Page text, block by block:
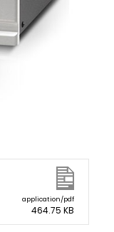
application/pdf
464.75 KB